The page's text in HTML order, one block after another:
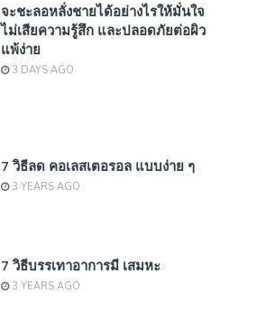
จะชะลอหลั่งชายได้อย่างไรให้มั่นใจ
ไม่เสียความรู้สึก และปลอดภัยต่อผิว
แพ้ง่าย
3 DAYS AGO
7 วิธีลด คอเลสเตอรอล แบบง่าย ๆ
3 YEARS AGO
7 วิธีบรรเทาอาการมี เสมหะ
3 YEARS AGO